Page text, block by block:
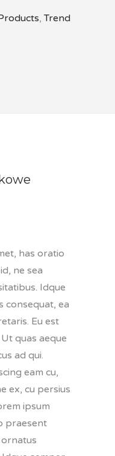
,Trend
has oratio
ne sea
Idque
consequat, ea
Eu est
quas aeque
ad qui.
eam cu,
ex, cu persius
ipsum
praesent
ornatus